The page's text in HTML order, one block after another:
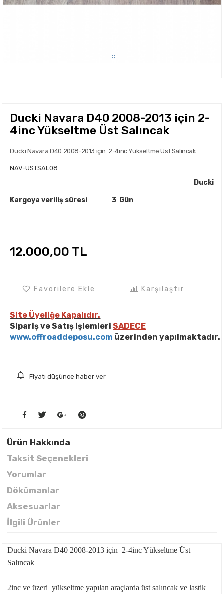
Ducki Navara D40 2008-2013 için 2-
4inc Yükseltme Üst Salıncak
Ducki Navara D40 2008-2013 için 2-4inc Yükseltme Üst Salıncak
NAV-USTSAL08
Ducki
Kargoya veriliş süresi 3 Gün
12.000,00 TL
Favorilere Ekle Karşılaştır
Site Üyeliğe Kapalıdır.
Sipariş ve Satış işlemleriSADECE
www.offroaddeposu.com üzerinden yapılmaktadır.
Fiyatı düşünce haber ver
Ürün Hakkında
Taksit Seçenekleri
Yorumlar
Dökümanlar
Aksesuarlar
İlgili Ürünler
Ducki Navara D40 2008-2013 için 2-4inc Yükseltme Üst
Salıncak
2inc ve üzeri yükseltme yapılan araçlarda üst salıncak ve lastik